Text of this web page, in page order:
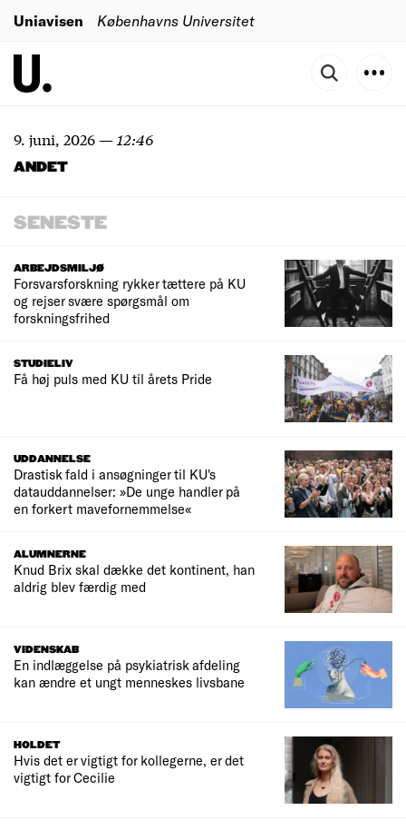
Uniavisen Københavns Universitet
9. juni, 2026— 12:46
ANDET
SENESTE
ARBEJDSMILJØ
Forsvarsforskning rykker tættere på KU
og rejser svære spørgsmål om
forskningsfrihed
STUDIELIV
Få høj puls med KU til årets Pride
UDDANNELSE
Drastisk fald i ansøgninger til KU's
datauddannelser: »De unge handler på
en forkert mavefornemmelse«
ALUMNERNE
Knud Brix skal dække det kontinent, han
aldrig blev færdig med
VIDENSKAB
En indlæggelse på psykiatrisk afdeling
kan ændre et ungt menneskes livsbane
HOLDET
Hvis det er vigtigt for kollegerne, er det
vigtigt for Cecilie